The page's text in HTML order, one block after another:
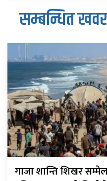
सम्बन्धित खवर
गाजा शान्ति शिखर